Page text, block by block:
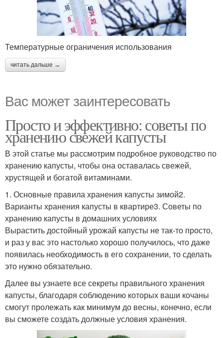
Температурные ограничения использования
читать дальше →
Вас может заинтересовать
Просто и эффективно: советы по
хранению свежей капусты
В этой статье мы рассмотрим подробное руководство по
хранению капусты, чтобы она оставалась свежей,
хрустящей и богатой витаминами.
1. Основные правила хранения капусты зимой2.
Варианты хранения капусты в квартире3. Советы по
хранению капусты в домашних условиях
Вырастить достойный урожай капусты не так-то просто,
и раз у вас это настолько хорошо получилось, что даже
появилась необходимость в его сохранении, то сделать
это нужно обязательно.
Далее вы узнаете все секреты правильного хранения
капусты, благодаря соблюдению которых ваши кочаны
смогут пролежать как минимум до весны, конечно, если
вы сможете создать должные условия хранения.